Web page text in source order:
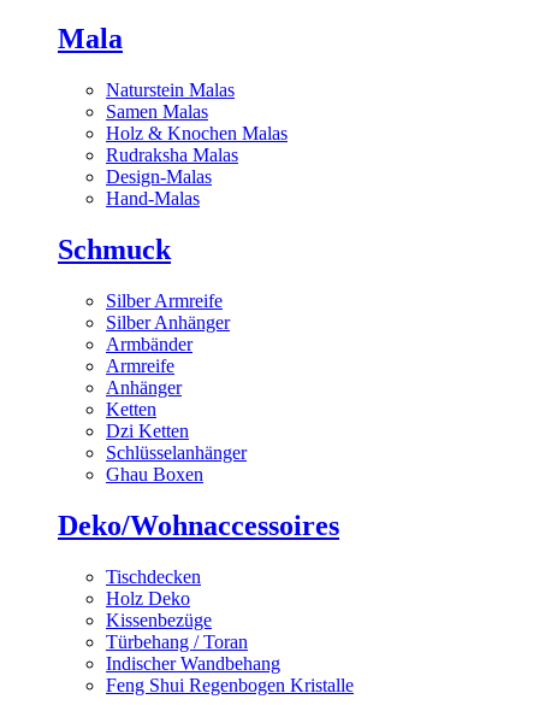
Mala
Naturstein Malas
Samen Malas
Holz & Knochen Malas
Rudraksha Malas
Design-Malas
Hand-Malas
Schmuck
Silber Armreife
Silber Anhänger
Armbänder
Armreife
Anhänger
Ketten
Dzi Ketten
Schlüsselanhänger
Ghau Boxen
Deko/Wohnaccessoires
Tischdecken
Holz Deko
Kissenbezüge
Türbehang / Toran
Indischer Wandbehang
Feng Shui Regenbogen Kristalle